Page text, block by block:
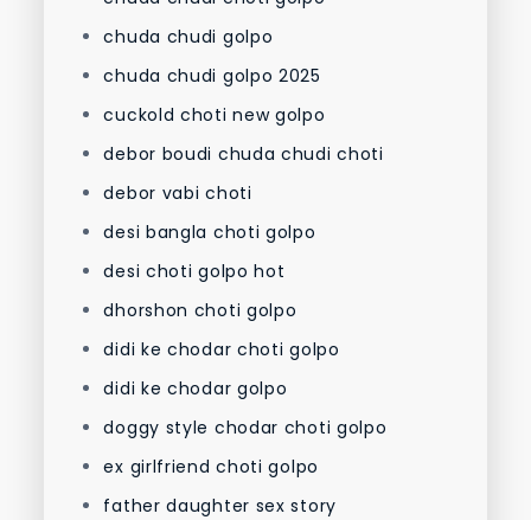
chuda chudi golpo
chuda chudi golpo 2025
cuckold choti new golpo
debor boudi chuda chudi choti
debor vabi choti
desi bangla choti golpo
desi choti golpo hot
dhorshon choti golpo
didi ke chodar choti golpo
didi ke chodar golpo
doggy style chodar choti golpo
ex girlfriend choti golpo
father daughter sex story